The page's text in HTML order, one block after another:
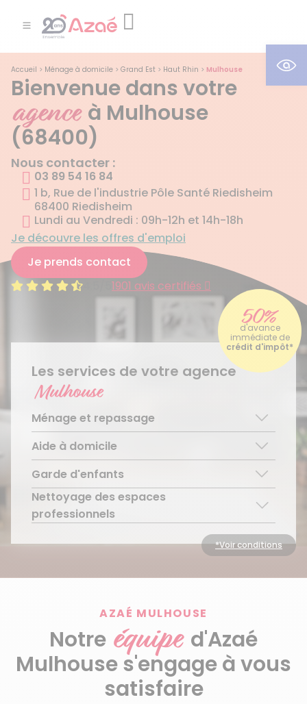
Accueil > Ménage à domicile > Grand Est > Haut Rhin > Mulhouse
Bienvenue dans votre
agence à Mulhouse
(68400)
Nous contacter :
03 89 54 16 84
1 b, Rue de l'industrie Pôle Santé Riedisheim
68400 Riedisheim
Lundi au Vendredi : 09h-12h et 14h-18h
Je découvre les offres d'emploi
Je prends contact
1901 avis certifiés
50%
d'avance
immédiate de
crédit d'impôt*
Les services de votre agence
Mulhouse
Ménage et repassage
Ménage régulier
Ménage ponctuel
Repassage à domicile
Découvrir le service
Aide à domicile
Aide aux personnes âgées
Téléassistance pour personnes âgées
Accompagnement du handicap
Garde d'enfants
Garde d’enfants de plus de 3 ans
Nettoyage des espaces
professionnels
*Voir conditions
AZAÉ MULHOUSE
Notre équipe d'Azaé
Mulhouse s'engage à vous
satisfaire